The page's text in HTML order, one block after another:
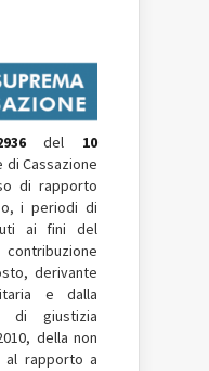
del 10
di Cassazione
di rapporto
i periodi di
ai fini del
derivante
e dalla
di giustizia
della non
al rapporto a